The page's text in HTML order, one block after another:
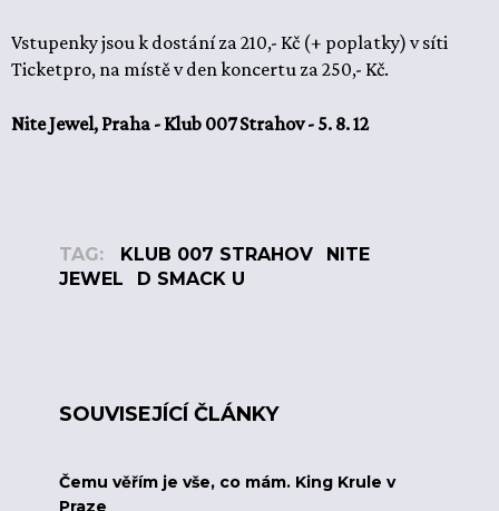
Vstupenky jsou k dostání za 210,- Kč (+ poplatky) v síti
Ticketpro, na místě v den koncertu za 250,- Kč.
Nite Jewel, Praha - Klub 007 Strahov - 5. 8. 12
TAG: KLUB 007 STRAHOV
NITE
JEWEL
D SMACK U
SOUVISEJÍCÍ ČLÁNKY
Čemu věřím je vše, co mám. King Krule v
Praze